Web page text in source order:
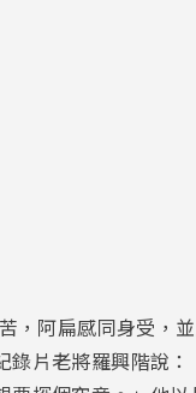
阿扁感同身受，
片老將羅興階說